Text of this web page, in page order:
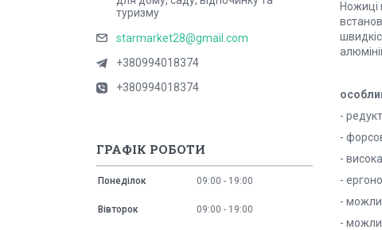
Ножиці
-
-
-
-
-
-
туризму
starmarket28@gmail.com
+380994018374
+380994018374
ГРАФІК РОБОТИ
Понеділок 09:00 19:00
Вівторок 09:00 19:00